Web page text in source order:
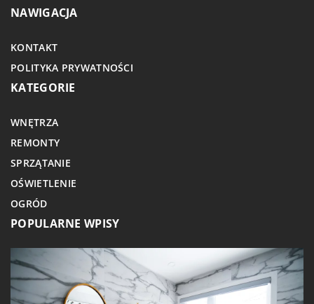
NAWIGACJA
KONTAKT
POLITYKA PRYWATNOŚCI
KATEGORIE
WNĘTRZA
REMONTY
SPRZĄTANIE
OŚWIETLENIE
OGRÓD
POPULARNE WPISY